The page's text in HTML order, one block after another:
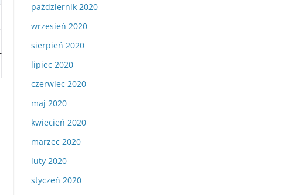
październik 2020
wrzesień 2020
sierpień 2020
lipiec 2020
czerwiec 2020
maj 2020
kwiecień 2020
marzec 2020
luty 2020
styczeń 2020